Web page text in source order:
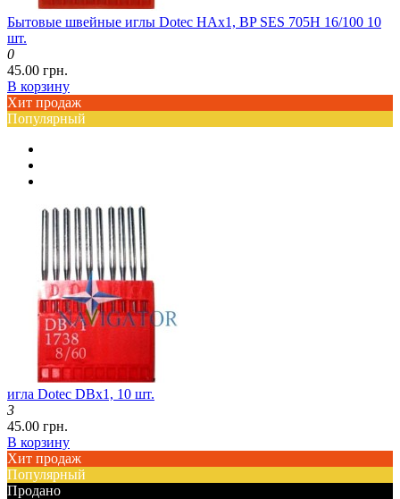
Бытовые швейные иглы Dotec HAx1, BP SES 705H 16/100 10
шт.
0
45.00 грн.
В корзину
Хит продаж
Популярный
игла Dotec DBx1, 10 шт.
3
45.00 грн.
В корзину
Хит продаж
Популярный
Продано